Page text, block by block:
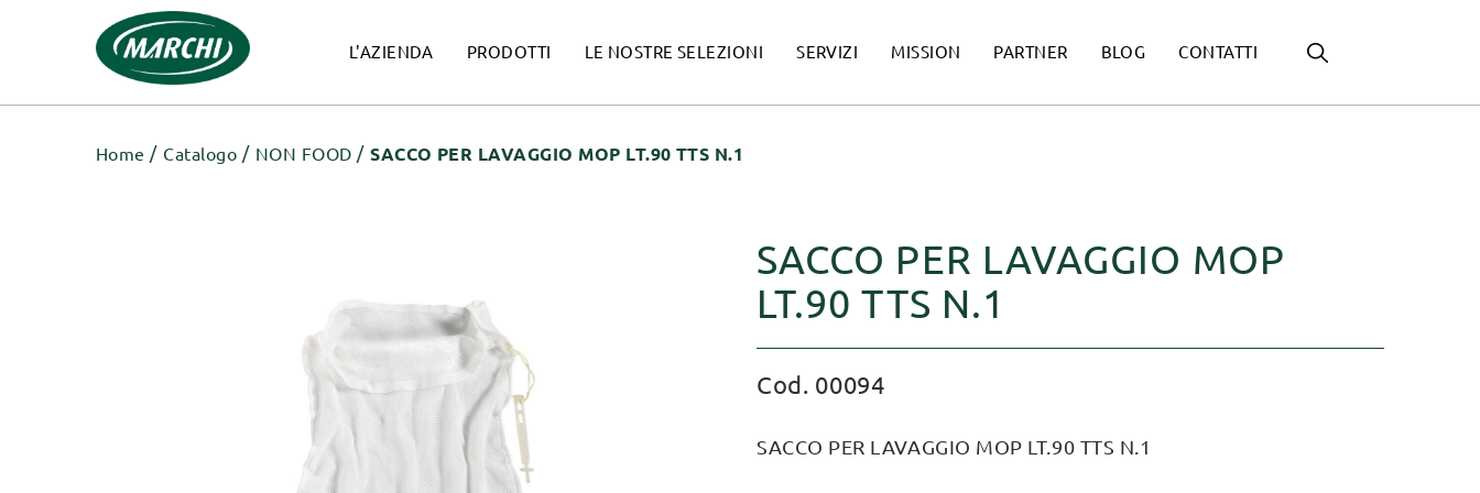
L'AZIENDA PRODOTTI LE NOSTRE SELEZIONI SERVIZI MISSION PARTNER BLOG CONTATTI
Home Catalogo NON FOOD SACCO PER LAVAGGIO MOP LT.90 TTS N.1
SACCO PER LAVAGGIO MOP
LT.90 TTS N.1
Cod. 00094
SACCO PER LAVAGGIO MOP LT.90 TTS N.1